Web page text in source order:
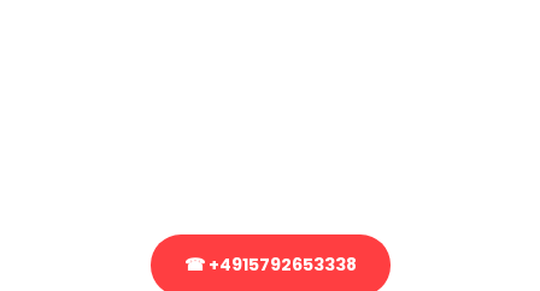
☎ +4915792653338